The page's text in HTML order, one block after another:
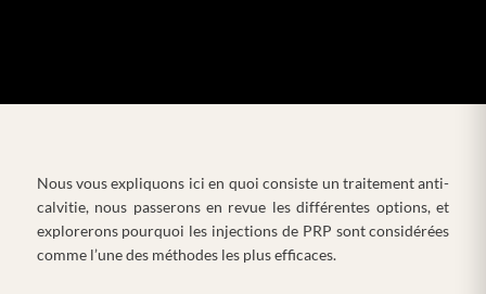
Nous vous expliquons ici en quoi consiste un traitement anti-
calvitie, nous passerons en revue les différentes options, et
explorerons pourquoi les injections de PRP sont considérées
comme l’une des méthodes les plus efficaces.